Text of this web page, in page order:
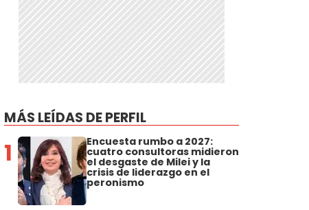
MÁS LEÍDAS DE PERFIL
1 Encuesta rumbo a 2027:
cuatro consultoras midieron
el desgaste de Milei y la
crisis de liderazgo en el
peronismo